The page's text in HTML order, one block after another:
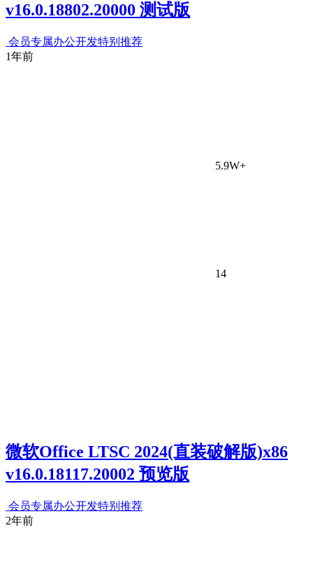
v16.0.18802.20000 测试版
会员专属办公开发特别推荐
1年前
5.9W+
14
微软Office LTSC 2024(直装破解版)x86
v16.0.18117.20002 预览版
会员专属办公开发特别推荐
2年前